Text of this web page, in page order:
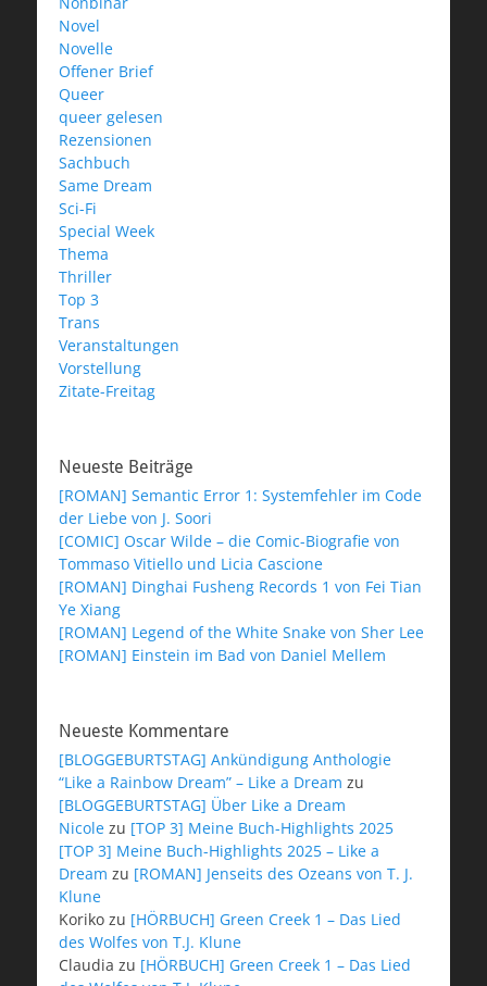
Novel
Novelle
Offener Brief
Queer
queer gelesen
Rezensionen
Sachbuch
Same Dream
Sci-Fi
Special Week
Thema
Thriller
Top 3
Trans
Veranstaltungen
Vorstellung
Zitate-Freitag
Neueste Beiträge
[ROMAN] Semantic Error 1: Systemfehler im Code
der Liebe von J. Soori
[COMIC] Oscar Wilde – die Comic-Biografie von
Tommaso Vitiello und Licia Cascione
[ROMAN] Dinghai Fusheng Records 1 von Fei Tian
Ye Xiang
[ROMAN] Legend of the White Snake von Sher Lee
[ROMAN] Einstein im Bad von Daniel Mellem
Neueste Kommentare
[BLOGGEBURTSTAG] Ankündigung Anthologie
“Like a Rainbow Dream” – Like a Dream zu
[BLOGGEBURTSTAG] Über Like a Dream
Nicole zu [TOP 3] Meine Buch-Highlights 2025
[TOP 3] Meine Buch-Highlights 2025 – Like a
Dream zu [ROMAN] Jenseits des Ozeans von T. J.
Klune
Koriko zu [HÖRBUCH] Green Creek 1 – Das Lied
des Wolfes von T.J. Klune
Claudia zu [HÖRBUCH] Green Creek 1 – Das Lied